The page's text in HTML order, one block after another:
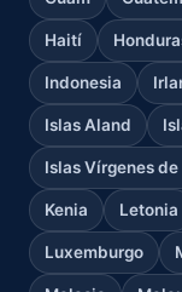
Haití
Indonesia
Islas Aland
Islas Vírgenes
Kenia Letonia
Luxemburgo